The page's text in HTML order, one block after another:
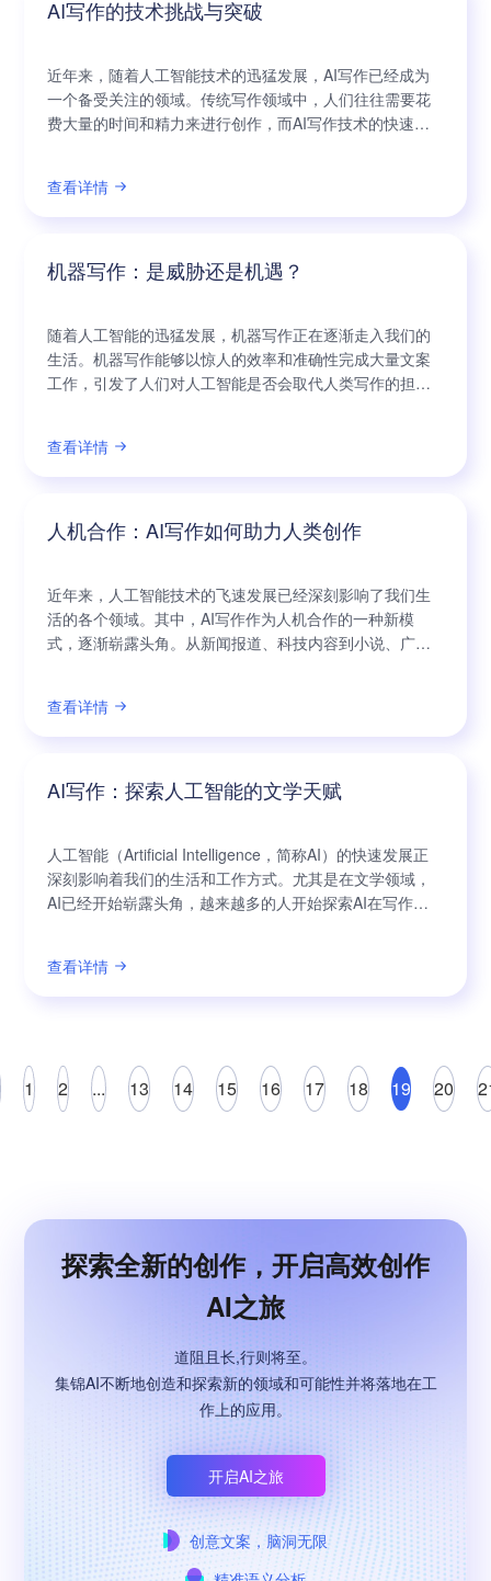
AI写作的技术挑战与突破
近年来，随着人工智能技术的迅猛发展，AI写作已经成为
一个备受关注的领域。传统写作领域中，人们往往需要花
费大量的时间和精力来进行创作，而AI写作技术的快速崛
地满足人们的需求。 首先，AI写作技术需要解决的一个重
要问题是语言理解和表达的准确性。要想让机器能够像人
查看详情
机器写作：是威胁还是机遇？
随着人工智能的迅猛发展，机器写作正在逐渐走入我们的
生活。机器写作能够以惊人的效率和准确性完成大量文案
工作，引发了人们对人工智能是否会取代人类写作的担忧
为助力人类进步的重要工具。 首先，机器写作无疑是一种
威胁。传统的写作领域将面临被机器取代的可能。毕竟，
查看详情
人机合作：AI写作如何助力人类创作
近年来，人工智能技术的飞速发展已经深刻影响了我们生
活的各个领域。其中，AI写作作为人机合作的一种新模
式，逐渐崭露头角。从新闻报道、科技内容到小说、广告
然而，我认为AI写作并非要与人类创作进行对立，而是要
与人类创作者相辅相成。在这个快节奏、大数据、高信息
查看详情
AI写作：探索人工智能的文学天赋
人工智能（Artificial Intelligence，简称AI）的快速发展正
深刻影响着我们的生活和工作方式。尤其是在文学领域，
AI已经开始崭露头角，越来越多的人开始探索AI在写作方
展。 AI写作的出现引发了广泛的讨论和争议。一些人担心
AI会代替人类作家，导致人才流失，失去文学作品的独特
查看详情
1 2 ... 13 14 15 16 17 18 19 20
探索全新的创作，开启高效创作
AI之旅
道阻且长,行则将至。
集锦AI不断地创造和探索新的领域和可能性并将落地在工
作上的应用。
开启AI之旅
创意文案，脑洞无限